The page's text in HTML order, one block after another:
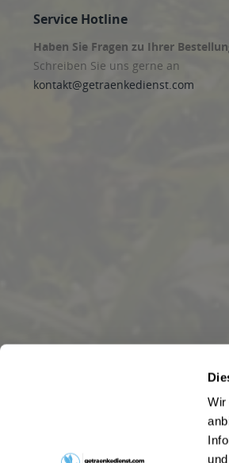
Wir
Service Hotline
Haben Sie Fragen zu Ihrer
Schreiben Sie uns gerne an
kontakt@getraenkedienst.com